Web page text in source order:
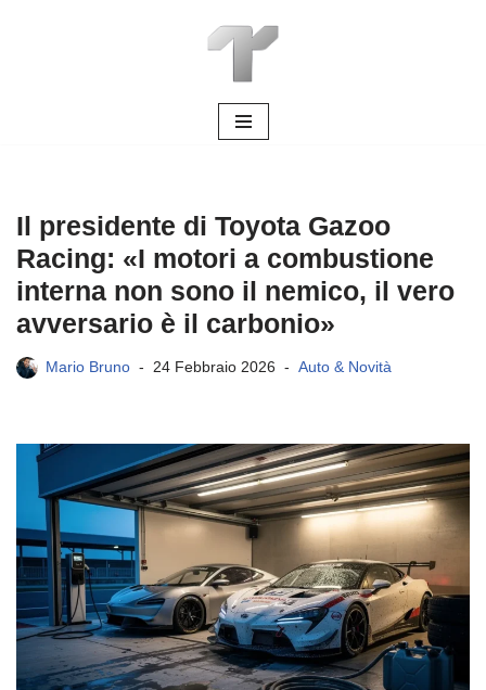
Il presidente di Toyota Gazoo
Racing: «I motori a combustione
interna non sono il nemico, il vero
avversario è il carbonio»
Mario Bruno 24 Febbraio 2026 Auto & Novità